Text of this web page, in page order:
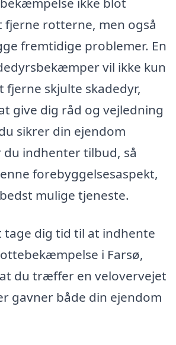
fjerne rotterne, men også
fremtidige problemer. En
vil ikke kun
fjerne skjulte skadedyr,
give dig råd og vejledning
sikrer din ejendom
du indhenter tilbud, så
forebyggelsesaspekt,
mulige tjeneste.
tage dig tid til at indhente
i Farsø,
du træffer en velovervejet
gavner både din ejendom